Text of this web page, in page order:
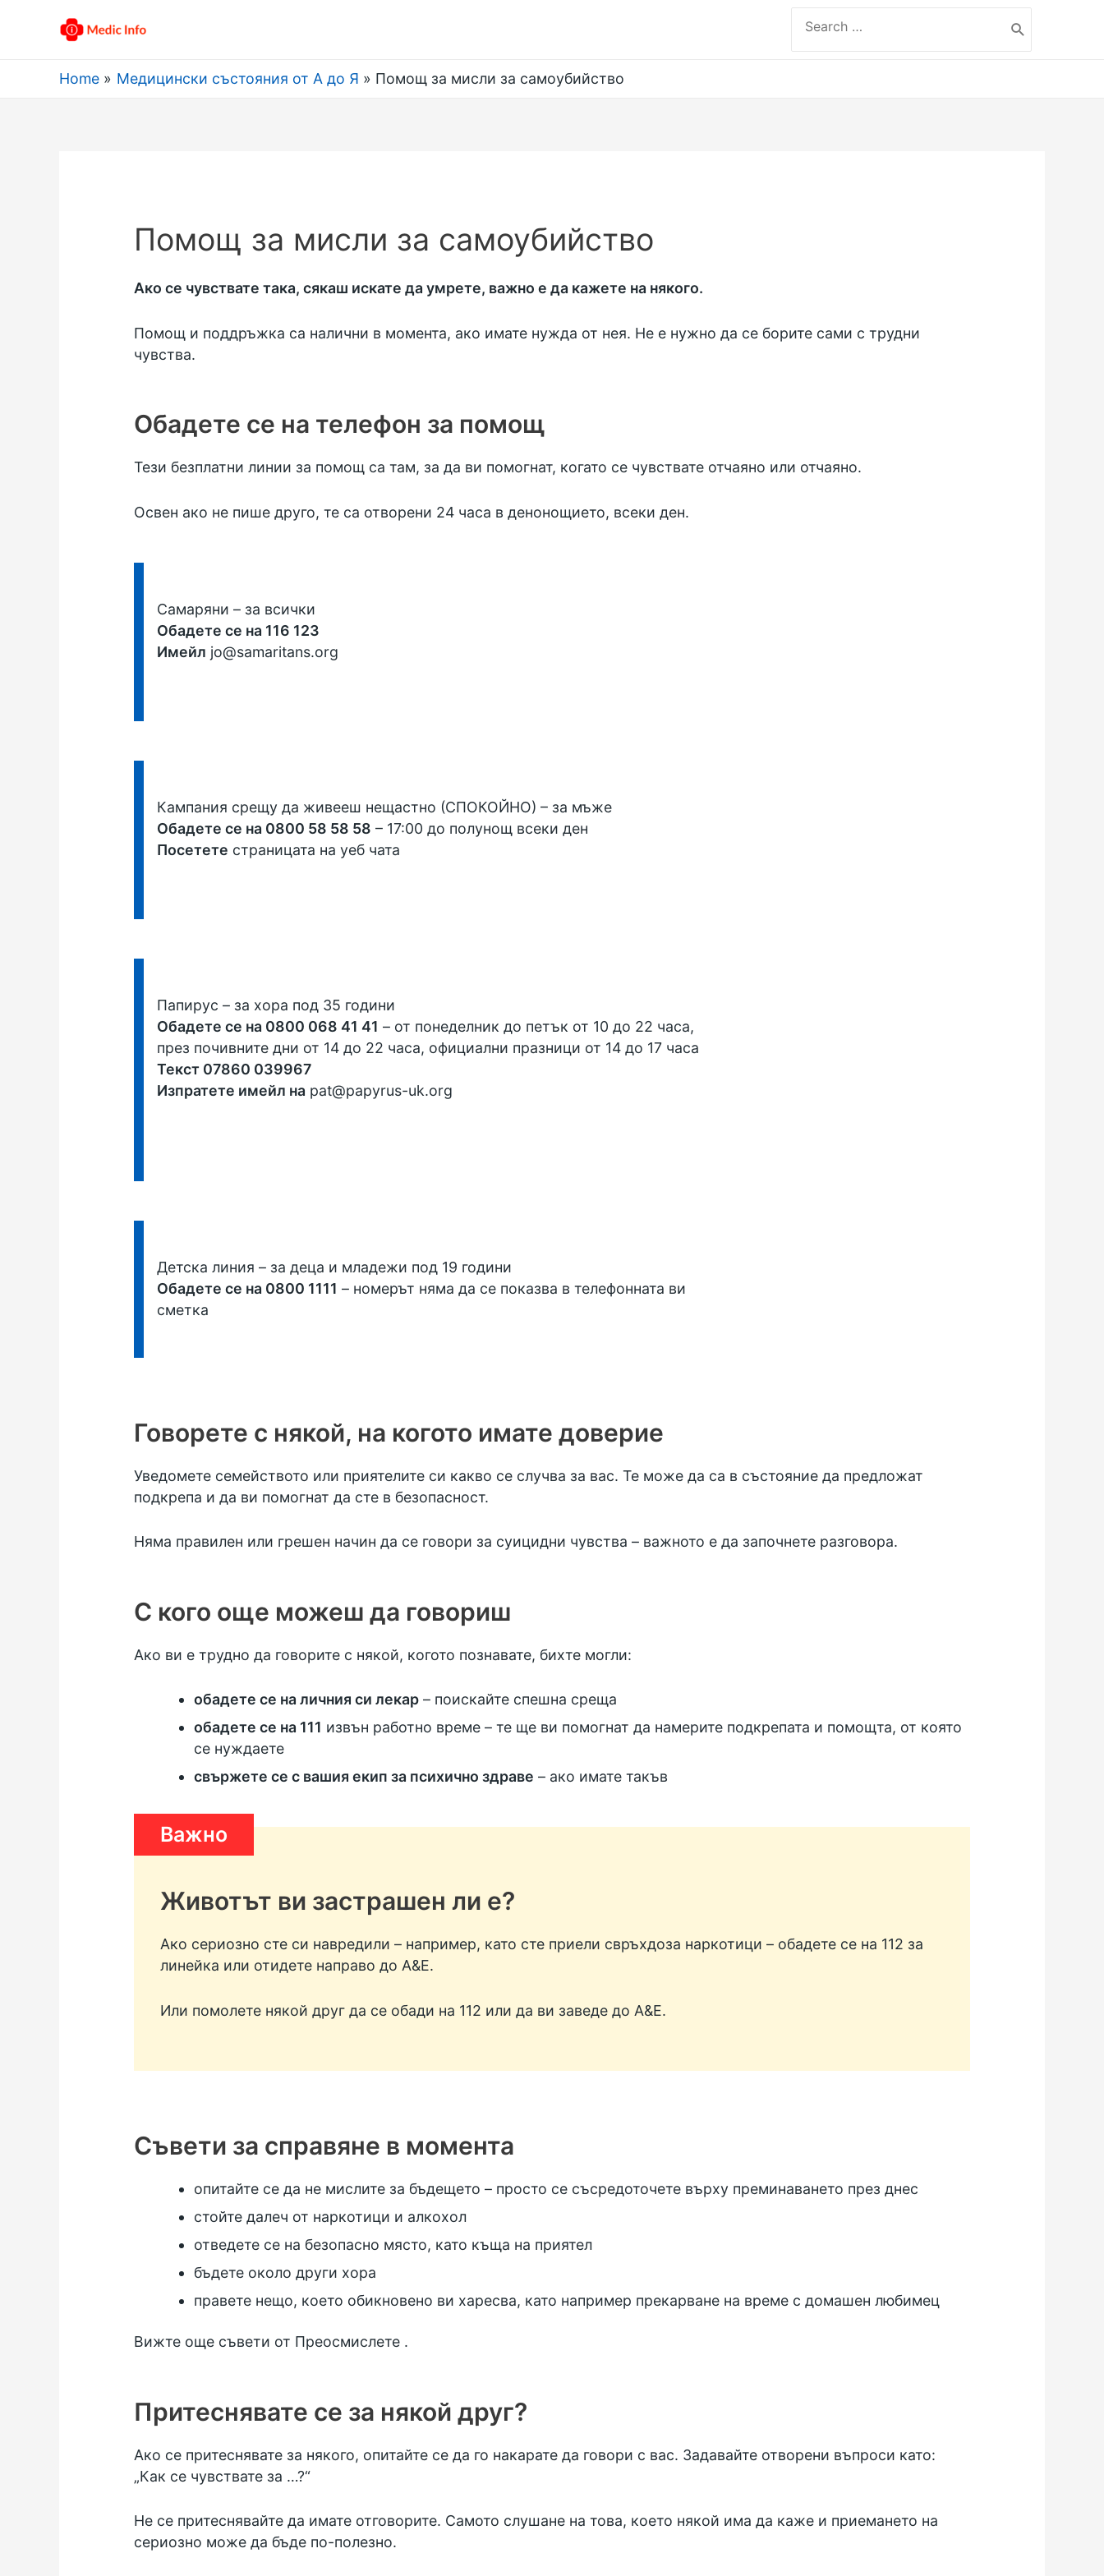
for:
Home Медицински състояния от А до Я Помощ за мисли за самоубийство
Помощ за мисли за самоубийство
Ако се чувствате така, сякаш искате да умрете, важно е да кажете на някого.
Помощ и поддръжка са налични в момента, ако имате нужда от нея. Не е нужно да се борите сами с трудни
чувства.
Обадете се на телефон за помощ
Тези безплатни линии за помощ са там, за да ви помогнат, когато се чувствате отчаяно или отчаяно.
Освен ако не пише друго, те са отворени 24 часа в денонощието, всеки ден.
Самаряни – за всички
Обадете се на 116 123
Имейл jo@samaritans.org
Кампания срещу да живееш нещастно (СПОКОЙНО) – за мъже
Обадете се на 0800 58 58 58 – 17:00 до полунощ всеки ден
Посетете страницата на уеб чата
Папирус – за хора под 35 години
Обадете се на 0800 068 41 41 – от понеделник до петък от 10 до 22 часа,
през почивните дни от 14 до 22 часа, официални празници от 14 до 17 часа
Текст 07860 039967
Изпратете имейл на pat@papyrus-uk.org
Детска линия – за деца и младежи под 19 години
Обадете се на 0800 1111 – номерът няма да се показва в телефонната ви
сметка
Говорете с някой, на когото имате доверие
Уведомете семейството или приятелите си какво се случва за вас. Те може да са в състояние да предложат
подкрепа и да ви помогнат да сте в безопасност.
Няма правилен или грешен начин да се говори за суицидни чувства – важното е да започнете разговора.
С кого още можеш да говориш
Ако ви е трудно да говорите с някой, когото познавате, бихте могли:
обадете се на личния си лекар – поискайте спешна среща
обадете се на 111 извън работно време – те ще ви помогнат да намерите подкрепата и помощта, от която
се нуждаете
свържете се с вашия екип за психично здраве – ако имате такъв
Важно
Животът ви застрашен ли е?
Ако сериозно сте си навредили – например, като сте приели свръхдоза наркотици – обадете се на 112 за
линейка или отидете направо до A&E.
Или помолете някой друг да се обади на 112 или да ви заведе до A&E.
Съвети за справяне в момента
опитайте се да не мислите за бъдещето – просто се съсредоточете върху преминаването през днес
стойте далеч от наркотици и алкохол
отведете се на безопасно място, като къща на приятел
бъдете около други хора
правете нещо, което обикновено ви харесва, като например прекарване на време с домашен любимец
Вижте още съвети от Преосмислете.
Притеснявате се за някой друг?
Ако се притеснявате за някого, опитайте се да го накарате да говори с вас. Задавайте отворени въпроси като:
„Как се чувствате за …?“
Не се притеснявайте да имате отговорите. Самото слушане на това, което някой има да каже и приемането на
сериозно може да бъде по-полезно.